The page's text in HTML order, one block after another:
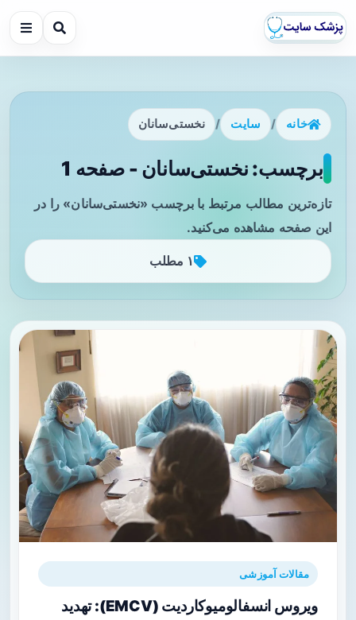
خانه / سایت / نخستی‌سانان
برچسب: نخستی‌سانان - صفحه 1
تازه‌ترین مطالب مرتبط با برچسب «نخستی‌سانان» را در
این صفحه مشاهده می‌کنید.
۱ مطلب
مقالات آموزشی
ویروس انسفالومیوکاردیت (EMCV): تهدید